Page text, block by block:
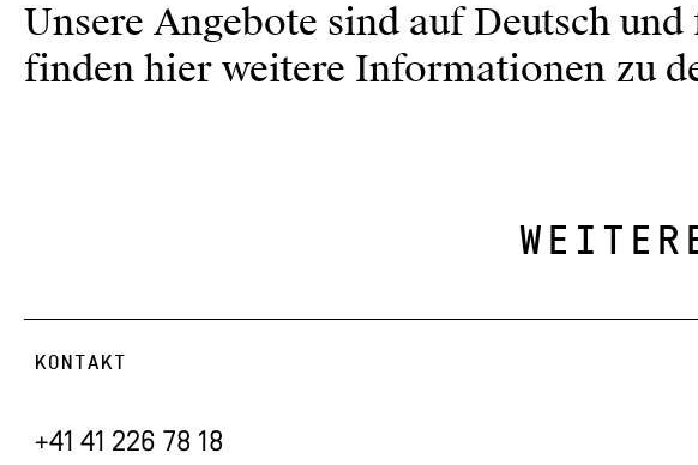
Unsere Angebote sind auf Deutsch
finden hier weitere Informationen zu
KONTAKT
+41 41 226 78 18